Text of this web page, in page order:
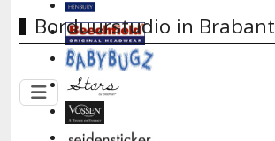
Borduurstudio in Brabant